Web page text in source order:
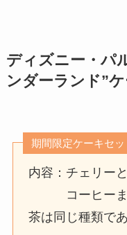
ディズニー・パ
ンダーランド”
期間限定ケーキセ
内容：チェリー
コーヒーま
茶は同じ種類で